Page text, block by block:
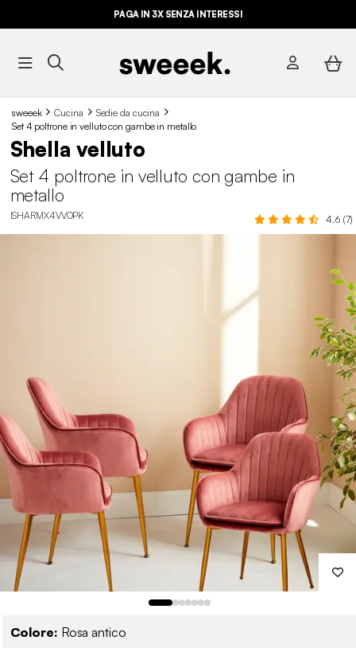
PAGA IN 3X SENZA INTERESSI
sweeek Cucina
Sedie da cucina
Set 4 poltrone in velluto con gambe in metallo
Shella velluto
Set 4 poltrone in velluto con gambe in
metallo
ISHARMX4VVOPK 4.6 (7)
Colore: Rosa antico